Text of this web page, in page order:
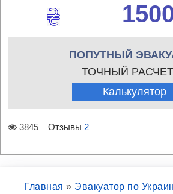
ПОПУТНЫЙ
ТОЧНЫЙ РАСЧЕТ
Калькулятор
3845 Отзывы 2
Главная » Эвакуатор по